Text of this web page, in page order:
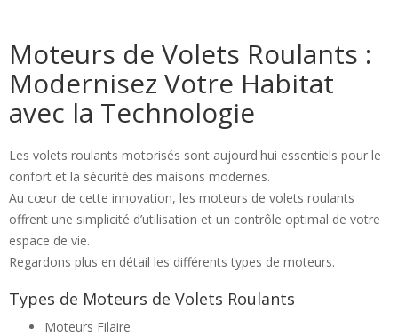
Moteurs de Volets Roulants :
Modernisez Votre Habitat
avec la Technologie
Les volets roulants motorisés sont aujourd'hui essentiels pour le
confort et la sécurité des maisons modernes.
Au cœur de cette innovation, les moteurs de volets roulants
offrent une simplicité d’utilisation et un contrôle optimal de votre
espace de vie.
Regardons plus en détail les différents types de moteurs.
Types de Moteurs de Volets Roulants
Moteurs Filaire